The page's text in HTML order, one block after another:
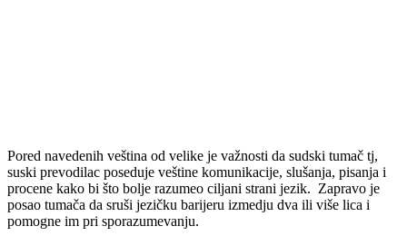
Pored navedenih veština od velike je važnosti da sudski tumač tj,
suski prevodilac poseduje veštine komunikacije, slušanja, pisanja i
procene kako bi što bolje razumeo ciljani strani jezik. Zapravo je
posao tumača da sruši jezičku barijeru izmedju dva ili više lica i
pomogne im pri sporazumevanju.